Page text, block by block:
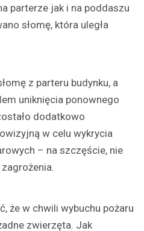
parterze jak i na poddaszu
słomę, która uległa
z parteru budynku, a
uniknięcia ponownego
dodatkowo
w celu wykrycia
– na szczęście, nie
że w chwili wybuchu pożaru
zwierzęta. Jak